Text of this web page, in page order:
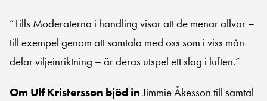
”Tills Moderaterna i handling visar att de menar allvar –
till exempel genom att samtala med oss som i viss mån
delar viljeinriktning – är deras utspel ett slag i luften.”
Om Ulf Kristersson bjöd inJimmie Åkesson till samtal